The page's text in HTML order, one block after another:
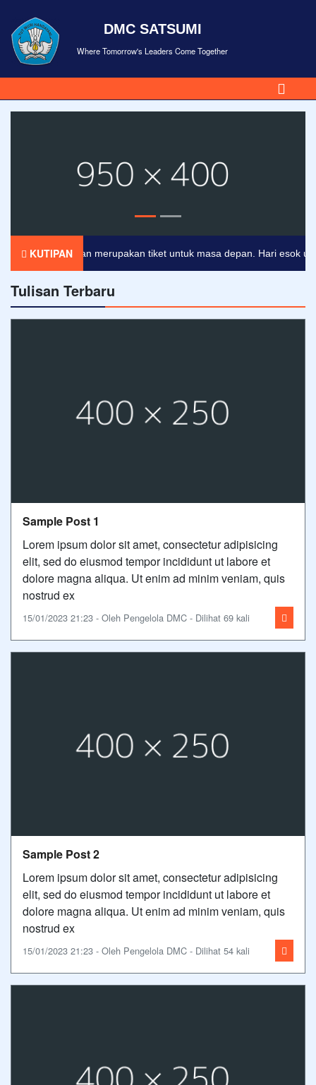
DMC SATSUMI
Where Tomorrow's Leaders Come Together
KUTIPAN
Pendidikan merupakan tiket untuk masa depan. Hari esok
Tulisan Terbaru
Sample Post 1
Lorem ipsum dolor sit amet, consectetur adipisicing
elit, sed do eiusmod tempor incididunt ut labore et
dolore magna aliqua. Ut enim ad minim veniam, quis
nostrud ex
15/01/2023 21:23 - Oleh Pengelola DMC - Dilihat 69 kali
Sample Post 2
Lorem ipsum dolor sit amet, consectetur adipisicing
elit, sed do eiusmod tempor incididunt ut labore et
dolore magna aliqua. Ut enim ad minim veniam, quis
nostrud ex
15/01/2023 21:23 - Oleh Pengelola DMC - Dilihat 54 kali